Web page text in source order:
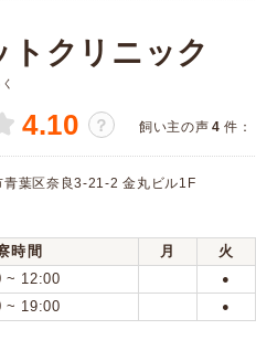
トクリニック
4.10 ？ 飼い主の声 4 件：
青葉区奈良3-21-2 金丸ビル1F
時間 月 火
~ 12:00
●
~ 19:00 ●